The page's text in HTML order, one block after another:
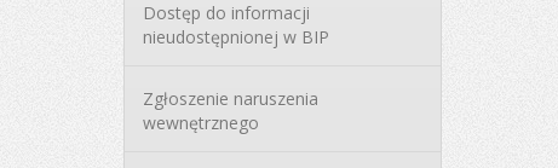
Dostęp do informacji
nieudostępnionej w BIP
Zgłoszenie naruszenia
wewnętrznego